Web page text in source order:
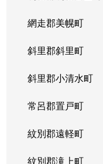
網走郡美幌町
斜里郡斜里町
斜里郡小清水町
常呂郡置戸町
紋別郡遠軽町
紋別郡滝上町